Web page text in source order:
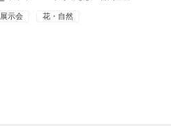
展示会 花・自然